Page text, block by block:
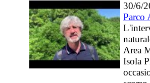
30/6/
Parco
Area
Isola